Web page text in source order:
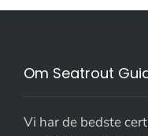
Om Seatrout
Vi har de bedste